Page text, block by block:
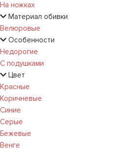
На ножках
Материал обивки
Велюровые
Особенности
Недорогие
С подушками
Цвет
Красные
Коричневые
Синие
Серые
Бежевые
Венге